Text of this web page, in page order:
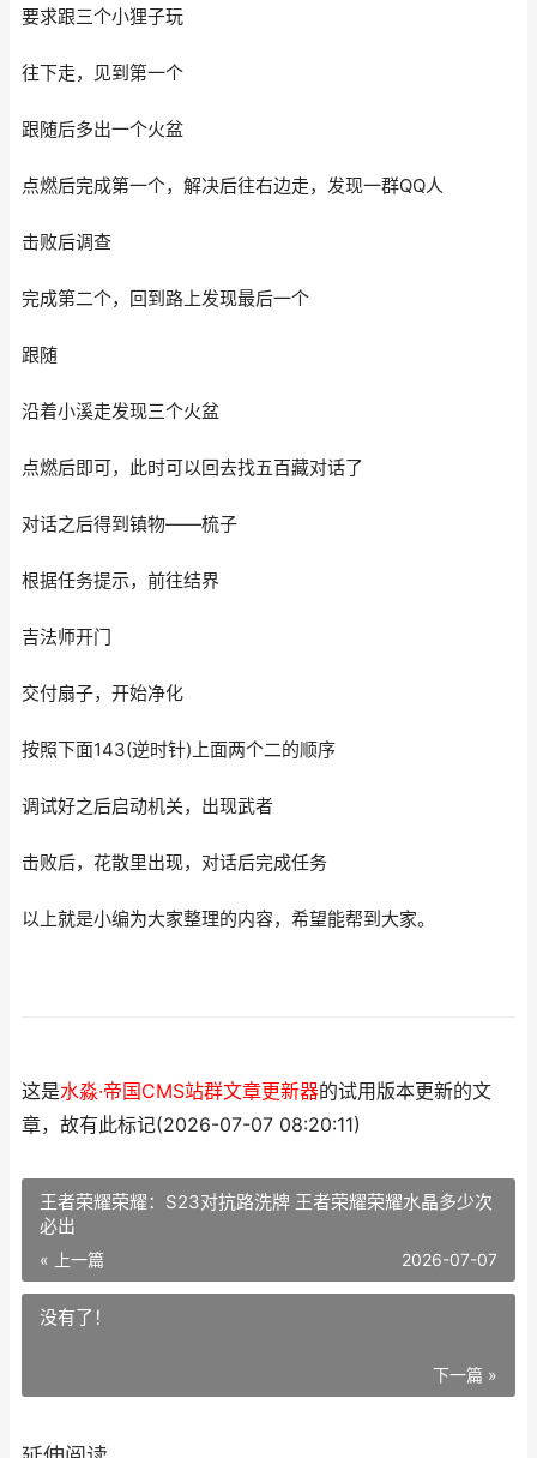
要求跟三个小狸子玩
往下走，见到第一个
跟随后多出一个火盆
点燃后完成第一个，解决后往右边走，发现一群QQ人
击败后调查
完成第二个，回到路上发现最后一个
跟随
沿着小溪走发现三个火盆
点燃后即可，此时可以回去找五百藏对话了
对话之后得到镇物——梳子
根据任务提示，前往结界
吉法师开门
交付扇子，开始净化
按照下面143(逆时针)上面两个二的顺序
调试好之后启动机关，出现武者
击败后，花散里出现，对话后完成任务
以上就是小编为大家整理的内容，希望能帮到大家。
这是水淼·帝国CMS站群文章更新器的试用版本更新的文
章，故有此标记(2026-07-07 08:20:11)
王者荣耀荣耀：S23对抗路洗牌 王者荣耀荣耀水晶多少次
必出
« 上一篇 2026-07-07
没有了！
下一篇 »